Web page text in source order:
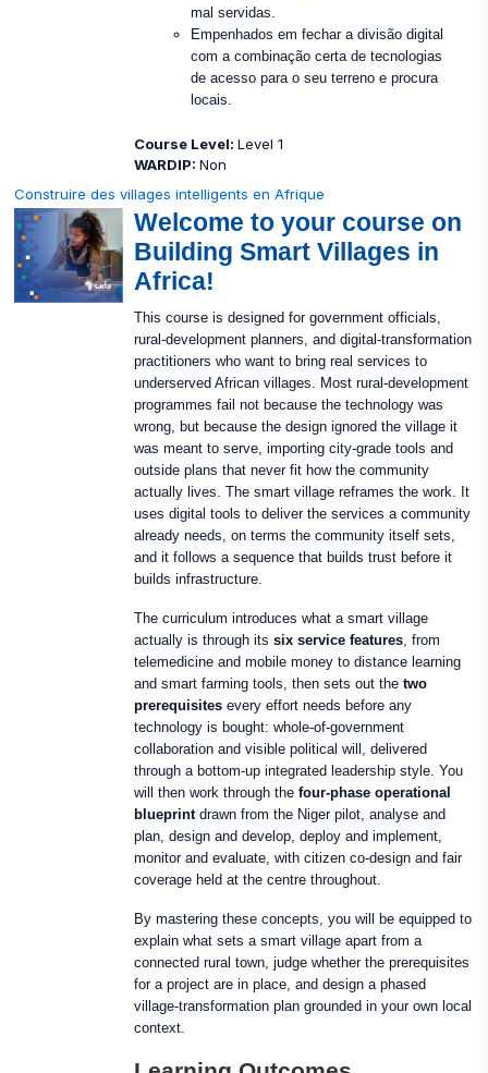
mal servidas.
Empenhados em fechar a divisão digital
com a combinação certa de tecnologias
de acesso para o seu terreno e procura
locais.
Course Level: Level 1
WARDIP: Non
Construire des villages intelligents en Afrique
Welcome to your course on
Building Smart Villages in
Africa!
This course is designed for government officials,
rural-development planners, and digital-transformation
practitioners who want to bring real services to
underserved African villages. Most rural-development
programmes fail not because the technology was
wrong, but because the design ignored the village it
was meant to serve, importing city-grade tools and
outside plans that never fit how the community
actually lives. The smart village reframes the work. It
uses digital tools to deliver the services a community
already needs, on terms the community itself sets,
and it follows a sequence that builds trust before it
builds infrastructure.
The curriculum introduces what a smart village
actually is through its six service features , from
telemedicine and mobile money to distance learning
and smart farming tools, then sets out the two
prerequisites every effort needs before any
technology is bought: whole-of-government
collaboration and visible political will, delivered
through a bottom-up integrated leadership style. You
will then work through the four-phase operational
blueprint drawn from the Niger pilot, analyse and
plan, design and develop, deploy and implement,
monitor and evaluate, with citizen co-design and fair
coverage held at the centre throughout.
By mastering these concepts, you will be equipped to
explain what sets a smart village apart from a
connected rural town, judge whether the prerequisites
for a project are in place, and design a phased
village-transformation plan grounded in your own local
context.